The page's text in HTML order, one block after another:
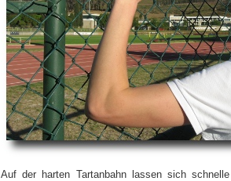
Auf der harten Tartanbahn lassen sich